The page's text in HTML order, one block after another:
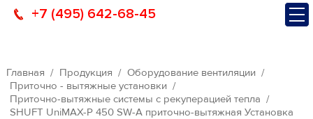
+7 (495) 642-68-45
Главная Продукция
Оборудование вентиляции
Приточно - вытяжные установки
Приточно-вытяжные системы с рекуперацией тепла
SHUFT UniMAX-P 450 SW-A приточно-вытяжная Установка